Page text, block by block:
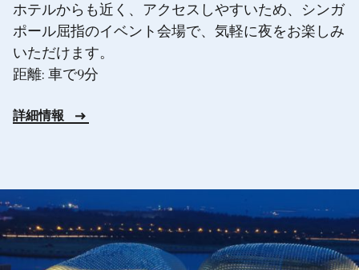
ホテルからも近く、アクセスしやすいため、シンガ
ポール屈指のイベント会場で、気軽に夜をお楽しみ
いただけます。
距離: 車で9分
詳細情報